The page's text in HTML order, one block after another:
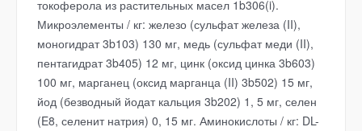
токоферола из растительных масел 1b306(i).
Микроэлементы / кг: железо (сульфат железа (II),
моногидрат 3b103) 130 мг, медь (сульфат меди (II),
пентагидрат 3b405) 12 мг, цинк (оксид цинка 3b603)
100 мг, марганец (оксид марганца (II) 3b502) 15 мг,
йод (безводный йодат кальция 3b202) 1, 5 мг, селен
(E8, селенит натрия) 0, 15 мг. Аминокислоты / кг: DL-